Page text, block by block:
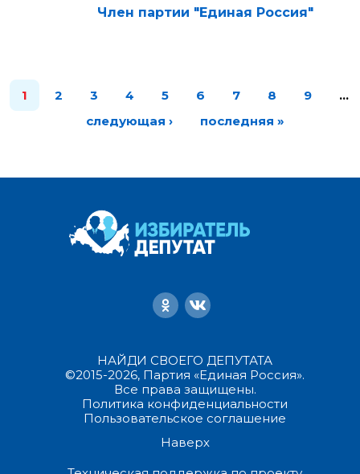
Член партии "Единая Россия"
1 2 3 4 5 6 7 8 9
…
следующая ›
последняя »
НАЙДИ СВОЕГО ДЕПУТАТА
©2015-2026, Партия «Единая Россия».
Все права защищены.
Политика конфиденциальности
Пользовательское соглашение
Наверх